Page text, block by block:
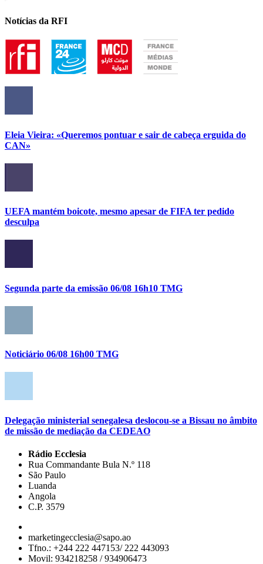
Notícias da RFI
Eleia Vieira: «Queremos pontuar e sair de cabeça erguida do
CAN»
UEFA mantém boicote, mesmo apesar de FIFA ter pedido
desculpa
Segunda parte da emissão 06/08 16h10 TMG
Noticiário 06/08 16h00 TMG
Delegação ministerial senegalesa deslocou-se a Bissau no âmbito
de missão de mediação da CEDEAO
Rádio Ecclesia
Rua Commandante Bula N.º 118
São Paulo
Luanda
Angola
C.P. 3579
marketingecclesia@sapo.ao
Tfno.: +244 222 447153/ 222 443093
Movil: 934218258 / 934906473